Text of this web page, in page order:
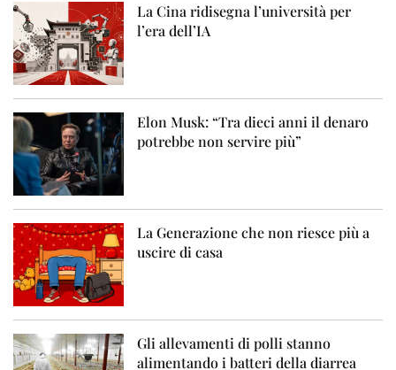
La Cina ridisegna l’università per
l’era dell’IA
Elon Musk: “Tra dieci anni il denaro
potrebbe non servire più”
La Generazione che non riesce più a
uscire di casa
Gli allevamenti di polli stanno
alimentando i batteri della diarrea